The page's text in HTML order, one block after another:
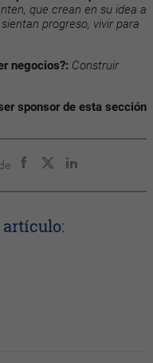
que crean en su idea a
progreso, vivir para
negocios?: Construir
sponsor de esta sección